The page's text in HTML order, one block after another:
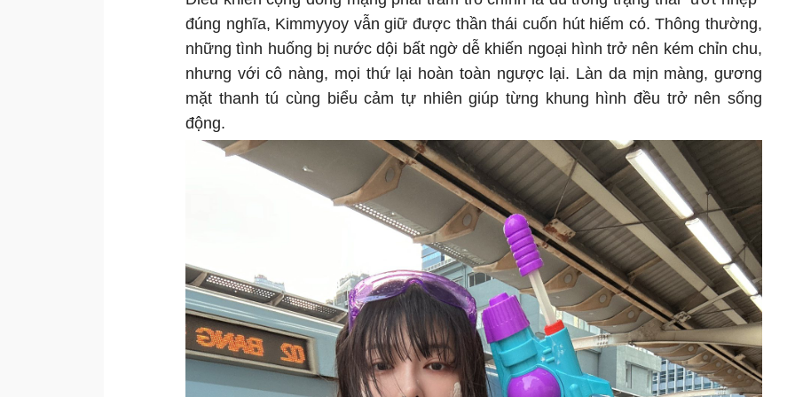
đúng nghĩa, Kimmyyoy vẫn giữ được thần thái cuốn hút hiếm có. Thông thường,
những tình huống bị nước dội bất ngờ dễ khiến ngoại hình trở nên kém chỉn chu,
nhưng với cô nàng, mọi thứ lại hoàn toàn ngược lại. Làn da mịn màng, gương
mặt thanh tú cùng biểu cảm tự nhiên giúp từng khung hình đều trở nên sống
động.